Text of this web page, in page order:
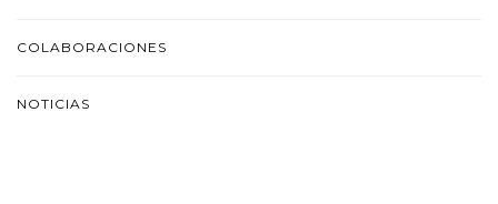
COLABORACIONES
NOTICIAS